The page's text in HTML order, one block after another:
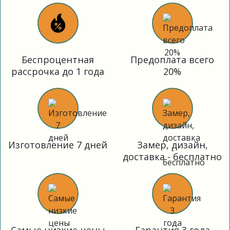
Беспроцентная
рассрочка до 1 года
Предоплата всего
20%
Изготовление 7 дней
Замер, дизайн,
доставка - бесплатно